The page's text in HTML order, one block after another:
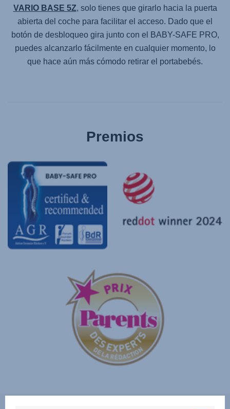
VARIO BASE 5Z, solo tienes que girarlo hacia la puerta
abierta del coche para facilitar el acceso. Dado que el
botón de desbloqueo gira junto con el
BABY-SAFE PRO,
puedes alcanzarlo fácilmente en cualquier momento, lo
que hace aún más cómodo retirar el portabebés.
Premios